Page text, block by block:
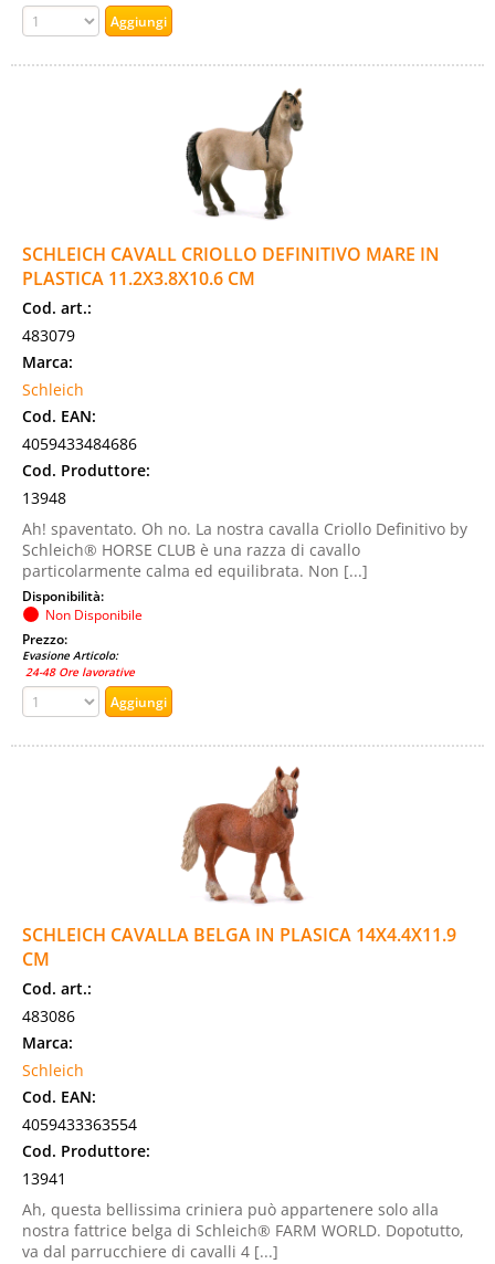
SCHLEICH CAVALL CRIOLLO DEFINITIVO MARE IN
PLASTICA 11.2X3.8X10.6 CM
Cod. art.:
483079
Marca:
Schleich
Cod. EAN:
4059433484686
Cod. Produttore:
13948
Ah! spaventato. Oh no. La nostra cavalla Criollo Definitivo by
Schleich® HORSE CLUB è una razza di cavallo
particolarmente calma ed equilibrata. Non [...]
Disponibilità:
Non Disponibile
Prezzo:
Evasione Articolo:
24-48 Ore lavorative
SCHLEICH CAVALLA BELGA IN PLASICA 14X4.4X11.9
CM
Cod. art.:
483086
Marca:
Schleich
Cod. EAN:
4059433363554
Cod. Produttore:
13941
Ah, questa bellissima criniera può appartenere solo alla
nostra fattrice belga di Schleich® FARM WORLD. Dopotutto,
va dal parrucchiere di cavalli 4 [...]